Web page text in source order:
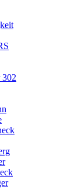
302